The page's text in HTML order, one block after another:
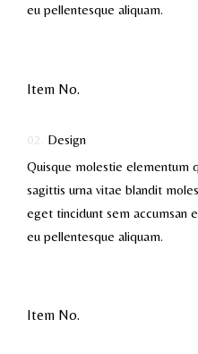
eu pellentesque aliquam.
Item No.
02. Design
Quisque molestie elementum
sagittis urna vitae blandit
eget tincidunt sem accumsan
eu pellentesque aliquam.
Item No.